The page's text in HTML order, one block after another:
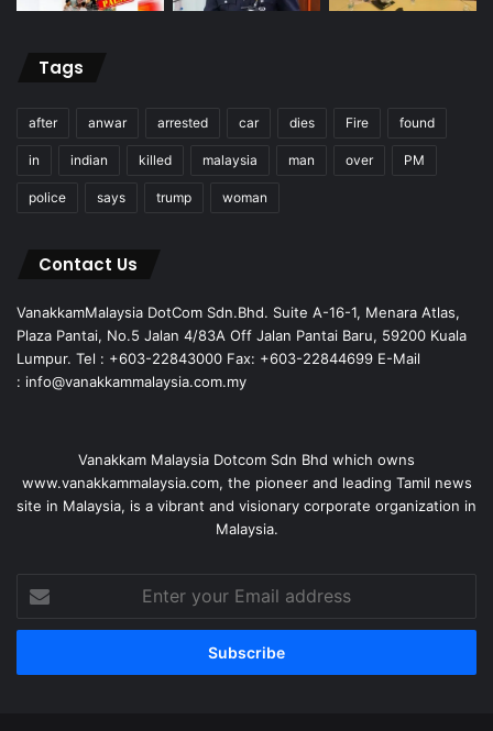
Tags
after anwar arrested car dies Fire found
in indian killed malaysia man over PM
police says trump woman
Contact Us
VanakkamMalaysia DotCom Sdn.Bhd. Suite A-16-1, Menara Atlas,
Plaza Pantai, No.5 Jalan 4/83A Off Jalan Pantai Baru, 59200 Kuala
Lumpur. Tel : +603-22843000 Fax: +603-22844699 E-Mail
: info@vanakkammalaysia.com.my
Vanakkam Malaysia Dotcom Sdn Bhd which owns
www.vanakkammalaysia.com, the pioneer and leading Tamil news
site in Malaysia, is a vibrant and visionary corporate organization in
Malaysia.
your
Email